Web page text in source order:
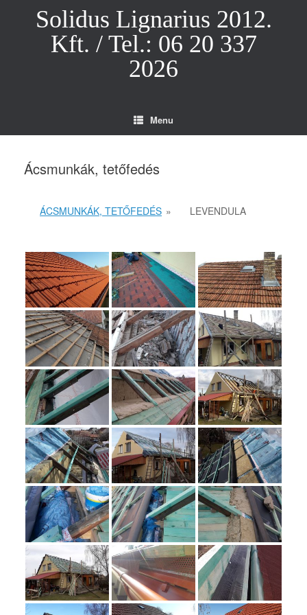
Solidus Lignarius 2012.
Kft. / Tel.: 06 20 337
2026
Menu
Ácsmunkák, tetőfedés
ÁCSMUNKÁK, TETŐFEDÉS » LEVENDULA